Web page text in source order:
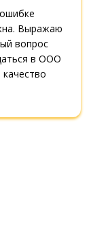
Выражаю
вопрос
в ООО